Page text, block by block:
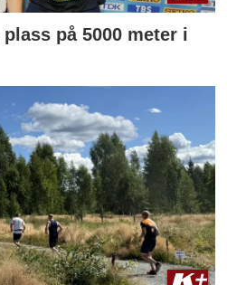
på 5000 meter i